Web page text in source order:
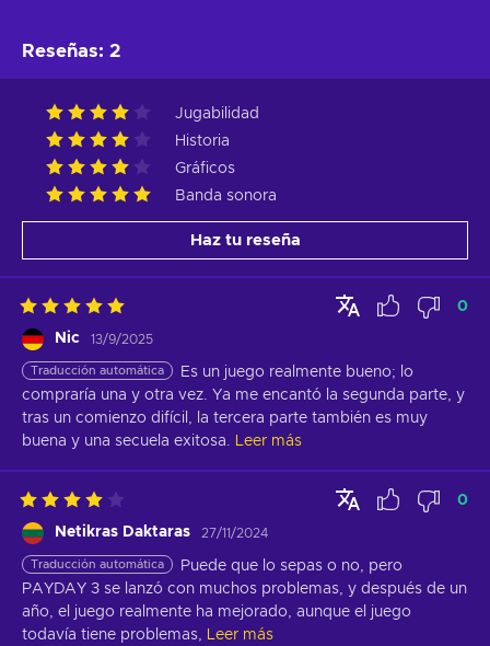
Reseñas: 2
Jugabilidad
Historia
Gráficos
Banda sonora
Haz tu reseña
Nic 13/9/2025
0
Traducción automática
Es un juego realmente bueno; lo
compraría una y otra vez. Ya me encantó la segunda parte, y
tras un comienzo difícil, la tercera parte también es muy
buena y una secuela exitosa. Leer más
Netikras Daktaras 27/11/2024
0
Traducción automática
Puede que lo sepas o no, pero
PAYDAY 3 se lanzó con muchos problemas, y después de un
año, el juego realmente ha mejorado, aunque el juego
todavía tiene problemas, Leer más